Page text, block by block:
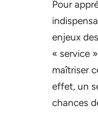
Pour
enjeux
« service
maîtriser
effet, un
chances